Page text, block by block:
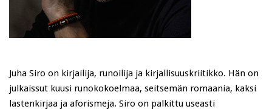
Juha Siro on kirjailija, runoilija ja kirjallisuuskriitikko. Hän on
julkaissut kuusi runokokoelmaa, seitsemän romaania, kaksi
lastenkirjaa ja aforismeja. Siro on palkittu useasti